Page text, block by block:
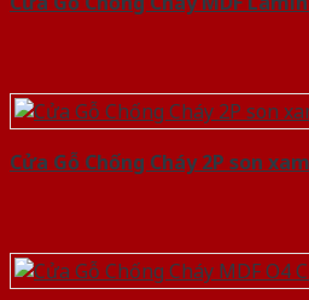
Cửa Gỗ Chống Cháy 2P son xam